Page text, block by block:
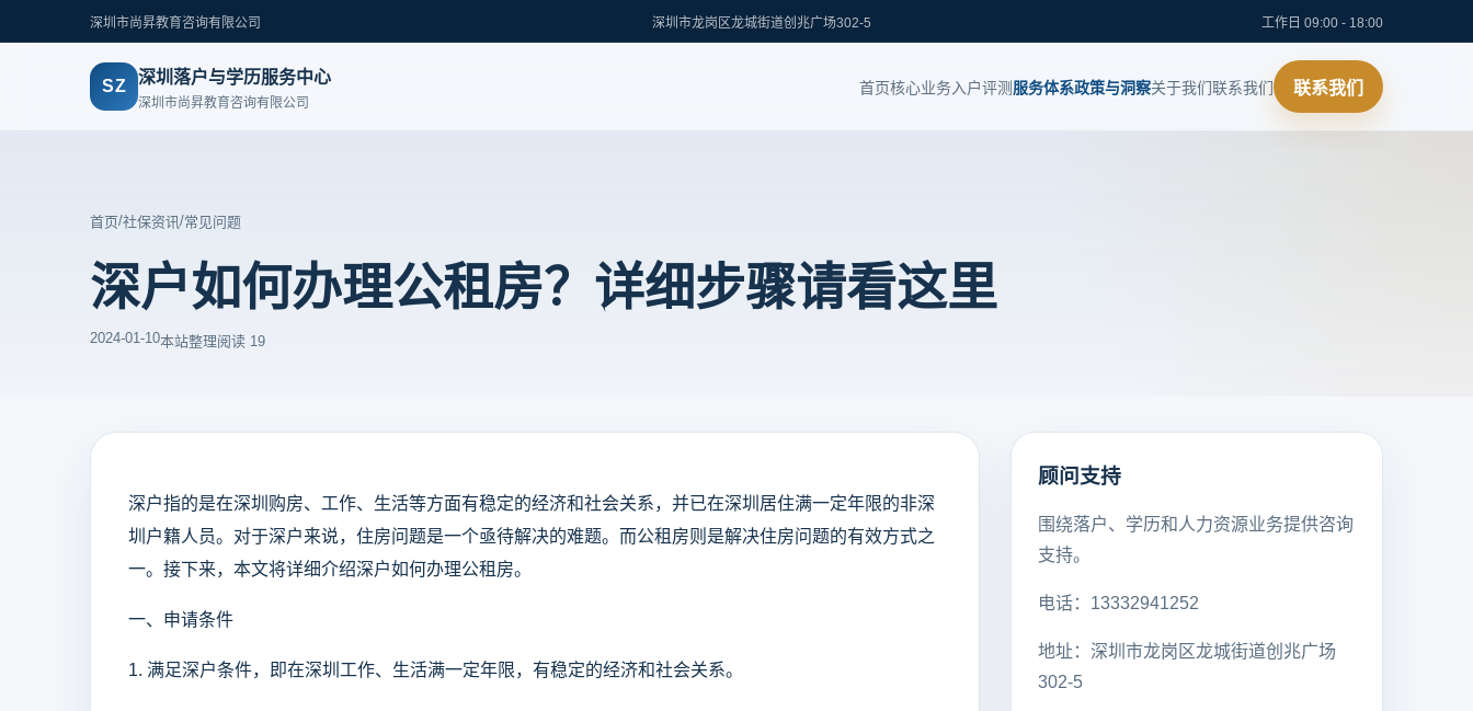
深圳市尚昇教育咨询有限公司 深圳市龙岗区龙城街道创兆广场302-5 工作日 09:00 - 18:00
SZ 深圳落户与学历服务中心
深圳市尚昇教育咨询有限公司
首页核心业务入户评测 服务体系政策与洞察关于我们联系我们 联系我们
首页/社保资讯/常见问题
深户如何办理公租房？详细步骤请看这里
2024-01-10本站整理阅读 19
深户指的是在深圳购房、工作、生活等方面有稳定的经济和社会关系，并已在深圳居住满一定年限的非深
圳户籍人员。对于深户来说，住房问题是一个亟待解决的难题。而公租房则是解决住房问题的有效方式之
一。接下来，本文将详细介绍深户如何办理公租房。
一、申请条件
1. 满足深户条件，即在深圳工作、生活满一定年限，有稳定的经济和社会关系。
顾问支持
围绕落户、学历和人力资源业务提供咨询
支持。
电话：13332941252
地址：深圳市龙岗区龙城街道创兆广场
302-5